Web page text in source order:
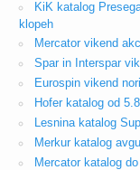
KiK katalog
klopeh
Mercator vikend
Spar in Interspar
Eurospin vikend
Hofer katalog od
Lesnina katalog
Merkur katalog
Mercator katalog